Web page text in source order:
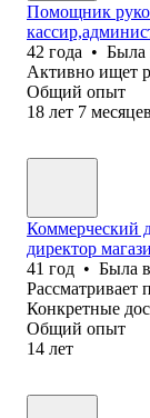
Помощник
42 года • Была
Активно ищет
Общий опыт
18 лет 7 месяцев
Коммерческий
директор
41 год • Была
Рассматривает
Конкретные
Общий опыт
14 лет